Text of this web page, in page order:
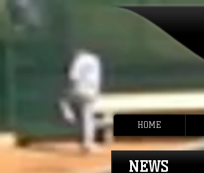
HOME
NEWS